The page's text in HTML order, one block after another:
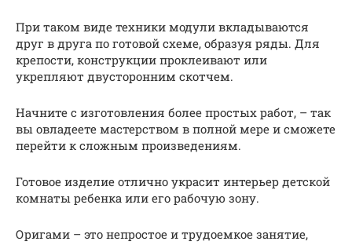
При таком виде техники модули вкладываются
друг в друга по готовой схеме, образуя ряды. Для
крепости, конструкции проклеивают или
укрепляют двусторонним скотчем.
Начните с изготовления более простых работ, – так
вы овладеете мастерством в полной мере и сможете
перейти к сложным произведениям.
Готовое изделие отлично украсит интерьер детской
комнаты ребенка или его рабочую зону.
Оригами – это непростое и трудоемкое занятие,